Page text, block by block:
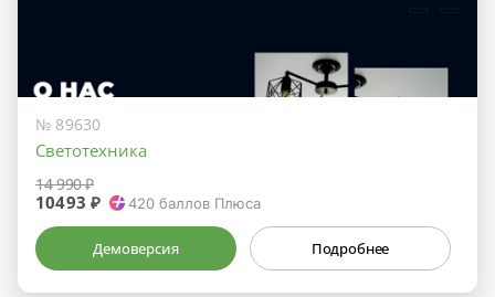
№ 89630
Светотехника
14 990 ₽
10493 ₽ 420 баллов Плюса
Демоверсия Подробнее